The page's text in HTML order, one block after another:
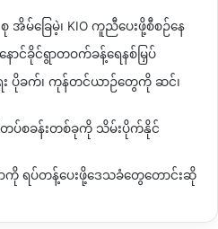
အိမ်ခြေမဲ့၊ KIO ကူညီပေးဖို့စီစဉ်နေ
ာင်ခိုင်ရွာတဝက်ခန့်ရေနစ်မြှပ်
း ပိုခက်၊ ကုန်တင်ယာဉ်တွေကို ဆင်၊
ပ်စခန်းတစ်ခုကို သိမ်းပိုက်နိုင်
ကို ရပ်တန့်ပေးဖို့ဒေသခံတွေတောင်းဆို